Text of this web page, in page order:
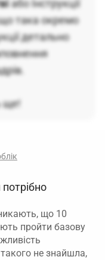
або Інструкції
така окремо
детально
ще!
що 10
пройти базову
не знайшла,